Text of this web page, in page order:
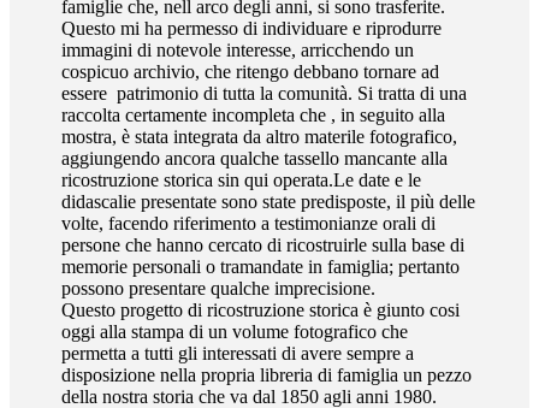
famiglie che, nell arco degli anni, si sono trasferite.
Questo mi ha permesso di individuare e riprodurre
immagini di notevole interesse, arricchendo un
cospicuo archivio, che ritengo debbano tornare ad
essere patrimonio di tutta la comunità. Si tratta di una
raccolta certamente incompleta che , in seguito alla
mostra, è stata integrata da altro materile fotografico,
aggiungendo ancora qualche tassello mancante alla
ricostruzione storica sin qui operata.Le date e le
didascalie presentate sono state predisposte, il più delle
volte, facendo riferimento a testimonianze orali di
persone che hanno cercato di ricostruirle sulla base di
memorie personali o tramandate in famiglia; pertanto
possono presentare qualche imprecisione.
Questo progetto di ricostruzione storica è giunto cosi
oggi alla stampa di un volume fotografico che
permetta a tutti gli interessati di avere sempre a
disposizione nella propria libreria di famiglia un pezzo
della nostra storia che va dal 1850 agli anni 1980.